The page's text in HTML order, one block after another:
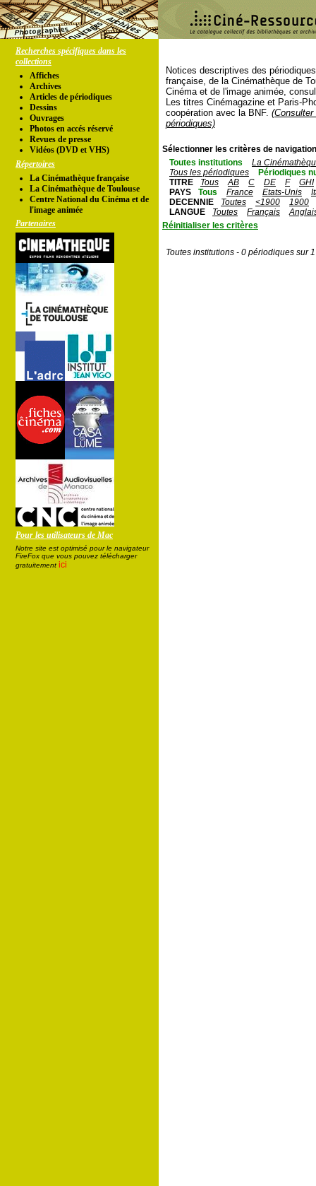
Recherches spécifiques dans les
collections
Affiches
Archives
Articles de périodiques
Dessins
Ouvrages
Photos en accés réservé
Revues de presse
Vidéos (DVD et VHS)
Répertoires
La Cinémathèque française
La Cinémathèque de Toulouse
Centre National du Cinéma et de
l'image animée
Partenaires
Pour les utilisateurs de Mac
Notre site est optimisé pour le navigateur
FireFox que vous pouvez télécharger
gratuitement ici
Notices descriptives des
française, de la Cinémathèque de
Cinéma et de l'image animée,
Les titres Cinémagazine et Paris-
coopération avec la BNF.
périodiques)
Sélectionner les critères de
Toutes institutions
La
Tous les périodiques
Périodiques
TITRE
Tous AB C DE F
GHI
PAYS
Tous France Etats-Unis
DECENNIE
Toutes <1900
1900
LANGUE
Toutes Français
Réinitialiser les critères
Toutes institutions - 0 périodiques sur